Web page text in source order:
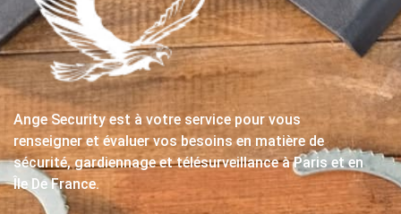
Ange Security est à votre service pour vous
renseigner et évaluer vos besoins en matière de
sécurité, gardiennage et télésurveillance à Paris et en
Île De France.